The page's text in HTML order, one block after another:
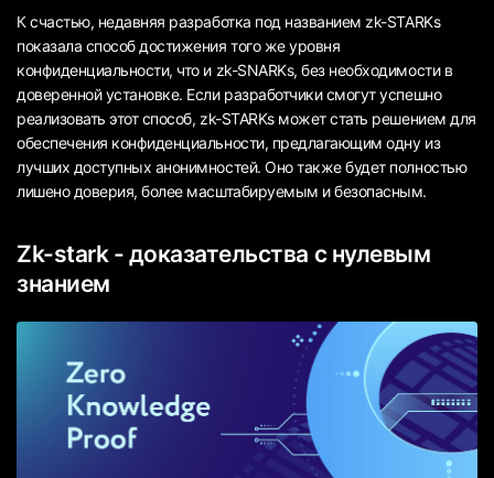
К счастью, недавняя разработка под названием zk-STARKs
показала способ достижения того же уровня
конфиденциальности, что и zk-SNARKs, без необходимости в
доверенной установке. Если разработчики смогут успешно
реализовать этот способ, zk-STARKs может стать решением для
обеспечения конфиденциальности, предлагающим одну из
лучших доступных анонимностей. Оно также будет полностью
лишено доверия, более масштабируемым и безопасным.
Zk-stark - доказательства с нулевым
знанием